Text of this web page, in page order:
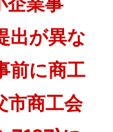
出が異な
前に商工
市商工会